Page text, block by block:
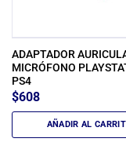
ADAPTADOR
MICRÓFONO
PS4
$608
AÑADIR AL